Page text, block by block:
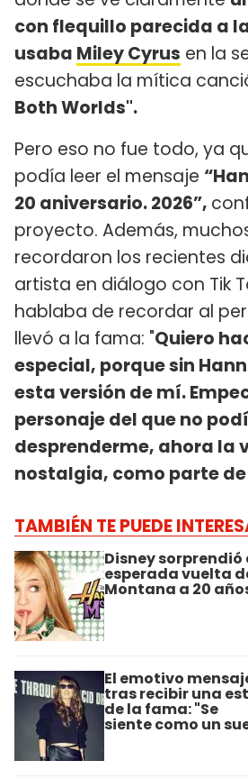
con flequillo parecida a
usaba Miley Cyrus en la
escuchaba la mítica
Both Worlds".
Pero eso no fue todo, ya
podía leer el mensaje
20 aniversario. 2026”,
proyecto. Además,
recordaron los recientes
artista en diálogo con Tik
hablaba de recordar al
llevó a la fama: "Quiero
especial, porque sin
esta versión de mí.
personaje del que no
desprenderme, ahora la
nostalgia, como parte
TAMBIÉN TE PUEDE
Disney sorprendió
esperada vuelta
Montana a 20
El emotivo
tras recibir una
de la fama: "Se
siente como un